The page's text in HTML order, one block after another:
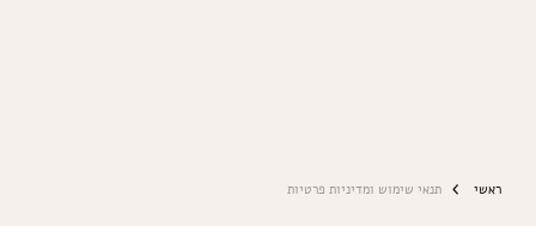
ראשי תנאי שימוש ומדיניות פרטיות